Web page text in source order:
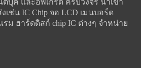
เช่น IC Chip จอ LCD เมนบอร์ด
รม ฮาร์ดดิสก์ chip IC ต่างๆ จำหน่าย